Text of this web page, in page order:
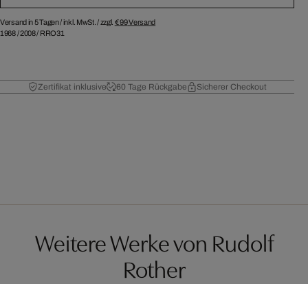
Versand in 5 Tagen /inkl. MwSt. / zzgl. € 99Versand
1968/2008/ RRO31
Zertifikat inklusive 60 Tage Rückgabe Sicherer Checkout
Weitere Werke von Rudolf
Rother